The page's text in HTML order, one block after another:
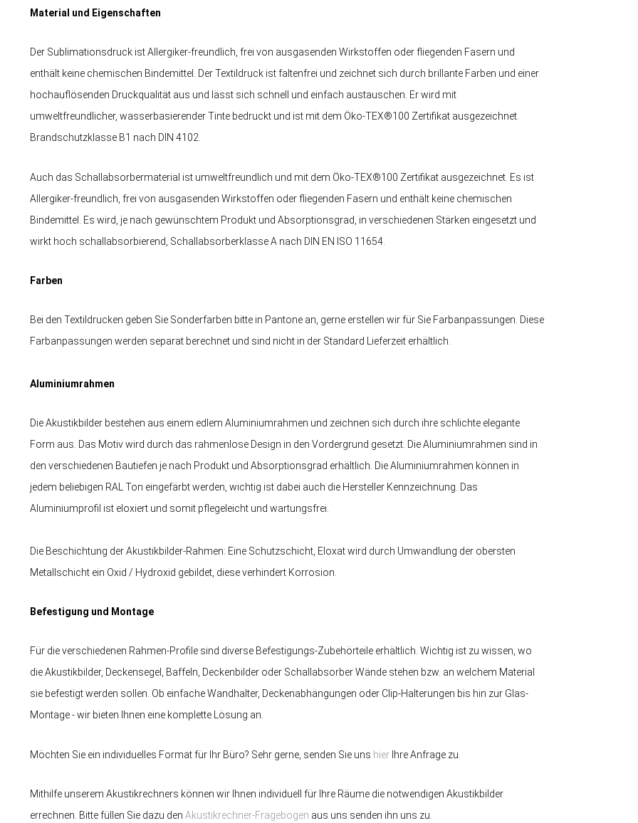
Material und Eigenschaften
Der Sublimationsdruck ist Allergiker-freundlich, frei von ausgasenden Wirkstoffen oder fliegenden Fasern und
enthält keine chemischen Bindemittel. Der Textildruck ist faltenfrei und zeichnet sich durch brillante Farben und einer
hochauflösenden Druckqualität aus und lässt sich schnell und einfach austauschen. Er wird mit
umweltfreundlicher, wasserbasierender Tinte bedruckt und ist mit dem Öko-TEX®100 Zertifikat ausgezeichnet.
Brandschutzklasse B1 nach DIN 4102.
Auch das Schallabsorbermaterial ist umweltfreundlich und mit dem Öko-TEX®100 Zertifikat ausgezeichnet. Es ist
Allergiker-freundlich, frei von ausgasenden Wirkstoffen oder fliegenden Fasern und enthält keine chemischen
Bindemittel. Es wird, je nach gewünschtem Produkt und Absorptionsgrad, in verschiedenen Stärken eingesetzt und
wirkt hoch schallabsorbierend, Schallabsorberklasse A nach DIN EN ISO 11654.
Farben
Bei den Textildrucken geben Sie Sonderfarben bitte in Pantone an, gerne erstellen wir für Sie Farbanpassungen. Diese
Farbanpassungen werden separat berechnet und sind nicht in der Standard Lieferzeit erhältlich.
Aluminiumrahmen
Die Akustikbilder bestehen aus einem edlem Aluminiumrahmen und zeichnen sich durch ihre schlichte elegante
Form aus. Das Motiv wird durch das rahmenlose Design in den Vordergrund gesetzt. Die Aluminiumrahmen sind in
den verschiedenen Bautiefen je nach Produkt und Absorptionsgrad erhältlich. Die Aluminiumrahmen können in
jedem beliebigen RAL Ton eingefärbt werden, wichtig ist dabei auch die Hersteller Kennzeichnung. Das
Aluminiumprofil ist eloxiert und somit pflegeleicht und wartungsfrei.
Die Beschichtung der Akustikbilder-Rahmen: Eine Schutzschicht, Eloxat wird durch Umwandlung der obersten
Metallschicht ein Oxid / Hydroxid gebildet, diese verhindert Korrosion.
Befestigung und Montage
Für die verschiedenen Rahmen-Profile sind diverse Befestigungs-Zubehörteile erhältlich. Wichtig ist zu wissen, wo
die Akustikbilder, Deckensegel, Baffeln, Deckenbilder oder Schallabsorber Wände stehen bzw. an welchem Material
sie befestigt werden sollen. Ob einfache Wandhalter, Deckenabhängungen oder Clip-Halterungen bis hin zur Glas-
Montage - wir bieten Ihnen eine komplette Lösung an.
Möchten Sie ein individuelles Format für Ihr Büro? Sehr gerne, senden Sie uns hier Ihre Anfrage zu.
Mithilfe unserem Akustikrechners können wir Ihnen individuell für Ihre Räume die notwendigen Akustikbilder
errechnen. Bitte füllen Sie dazu den Akustikrechner-Fragebogen aus uns senden ihn uns zu.